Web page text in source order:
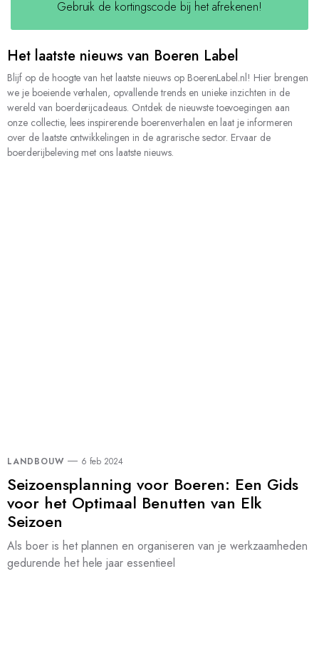
Gebruik de kortingscode bij het afrekenen!
Het laatste nieuws van Boeren Label
Blijf op de hoogte van het laatste nieuws op BoerenLabel.nl! Hier brengen
we je boeiende verhalen, opvallende trends en unieke inzichten in de
wereld van boerderijcadeaus. Ontdek de nieuwste toevoegingen aan
onze collectie, lees inspirerende boerenverhalen en laat je informeren
over de laatste ontwikkelingen in de agrarische sector. Ervaar de
boerderijbeleving met ons laatste nieuws.
LANDBOUW 6 feb 2024
Seizoensplanning voor Boeren: Een Gids
voor het Optimaal Benutten van Elk
Seizoen
Als boer is het plannen en organiseren van je werkzaamheden
gedurende het hele jaar essentieel